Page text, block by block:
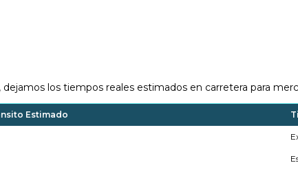
los tiempos reales estimados en carretera para
Estimado